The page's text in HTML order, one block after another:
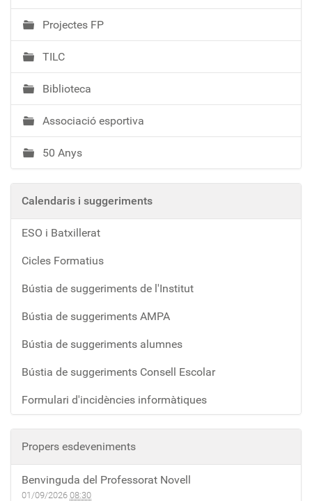
Projectes FP
TILC
Biblioteca
Associació esportiva
50 Anys
Calendaris i suggeriments
ESO i Batxillerat
Cicles Formatius
Bústia de suggeriments de l'Institut
Bústia de suggeriments AMPA
Bústia de suggeriments alumnes
Bústia de suggeriments Consell Escolar
Formulari d'incidències informàtiques
Propers esdeveniments
Benvinguda del Professorat Novell
01/09/2026 08:30